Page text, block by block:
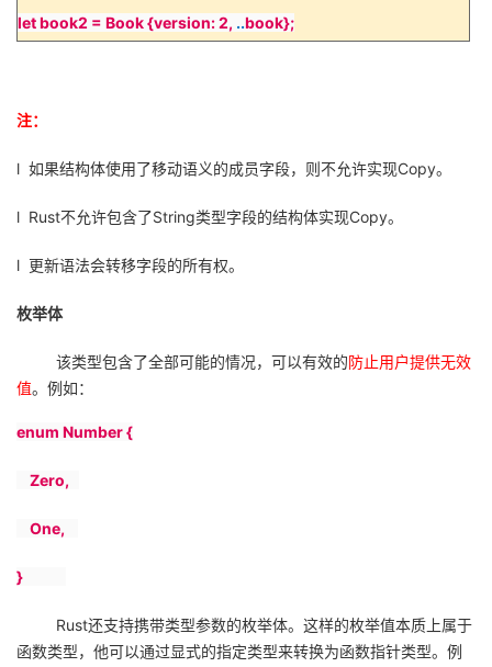
let book2 = Book {version: 2, ..book};
注：
l 如果结构体使用了移动语义的成员字段，则不允许实现Copy。
l Rust不允许包含了String类型字段的结构体实现Copy。
l 更新语法会转移字段的所有权。
枚举体
该类型包含了全部可能的情况，可以有效的防止用户提供无效
值。例如：
enum Number {
Zero,
One,
}
Rust还支持携带类型参数的枚举体。这样的枚举值本质上属于
函数类型，他可以通过显式的指定类型来转换为函数指针类型。例